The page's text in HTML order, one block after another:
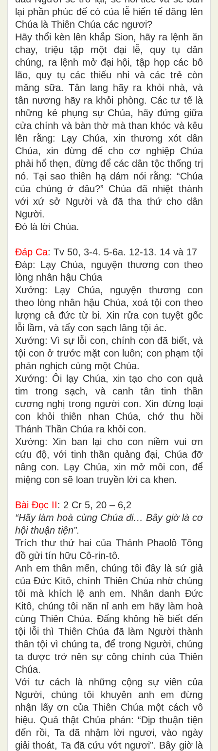
lại phần phúc để có của lễ hiến tế dâng lên
Chúa là Thiên Chúa các ngươi?
Hãy thổi kèn lên khắp Sion, hãy ra lệnh ăn
chay, triệu tập một đại lễ, quy tụ dân
chúng, ra lệnh mở đại hội, tập họp các bô
lão, quy tụ các thiếu nhi và các trẻ còn
măng sữa. Tân lang hãy ra khỏi nhà, và
tân nương hãy ra khỏi phòng. Các tư tế là
những kẻ phụng sự Chúa, hãy đứng giữa
cửa chính và bàn thờ mà than khóc và kêu
lên rằng: Lạy Chúa, xin thương xót dân
Chúa, xin đừng để cho cơ nghiệp Chúa
phải hổ thẹn, đừng để các dân tộc thống trị
nó. Tại sao thiên hạ dám nói rằng: “Chúa
của chúng ở đâu?” Chúa đã nhiệt thành
với xứ sở Người và đã tha thứ cho dân
Người.
Ðó là lời Chúa.
Ðáp Ca: Tv 50, 3-4. 5-6a. 12-13. 14 và 17
Ðáp: Lạy Chúa, nguyện thương con theo
lòng nhân hậu Chúa
Xướng: Lạy Chúa, nguyện thương con
theo lòng nhân hậu Chúa, xoá tội con theo
lượng cả đức từ bi. Xin rửa con tuyệt gốc
lỗi lầm, và tẩy con sạch lâng tội ác.
Xướng: Vì sự lỗi con, chính con đã biết, và
tội con ở trước mặt con luôn; con phạm tội
phản nghịch cùng một Chúa.
Xướng: Ôi lạy Chúa, xin tạo cho con quả
tim trong sạch, và canh tân tinh thần
cương nghị trong người con. Xin đừng loại
con khỏi thiên nhan Chúa, chớ thu hồi
Thánh Thần Chúa ra khỏi con.
Xướng: Xin ban lại cho con niềm vui ơn
cứu độ, với tinh thần quảng đại, Chúa đỡ
nâng con. Lạy Chúa, xin mở môi con, để
miệng con sẽ loan truyền lời ca khen.
Bài Ðọc II: 2 Cr 5, 20 – 6,2
“Hãy làm hoà cùng Chúa đi… Bây giờ là cơ
hội thuận tiện”.
Trích thư thứ hai của Thánh Phaolô Tông
đồ gửi tín hữu Cô-rin-tô.
Anh em thân mến, chúng tôi đây là sứ giả
của Ðức Kitô, chính Thiên Chúa nhờ chúng
tôi mà khích lệ anh em. Nhân danh Ðức
Kitô, chúng tôi năn nỉ anh em hãy làm hoà
cùng Thiên Chúa. Ðấng không hề biết đến
tội lỗi thì Thiên Chúa đã làm Người thành
thân tội vì chúng ta, để trong Người, chúng
ta được trở nên sự công chính của Thiên
Chúa.
Với tư cách là những cộng sự viên của
Người, chúng tôi khuyên anh em đừng
nhận lấy ơn của Thiên Chúa một cách vô
hiệu. Quả thật Chúa phán: “Dịp thuận tiện
đến rồi, Ta đã nhậm lời ngươi, vào ngày
giải thoát, Ta đã cứu vớt ngươi”. Bây giờ là